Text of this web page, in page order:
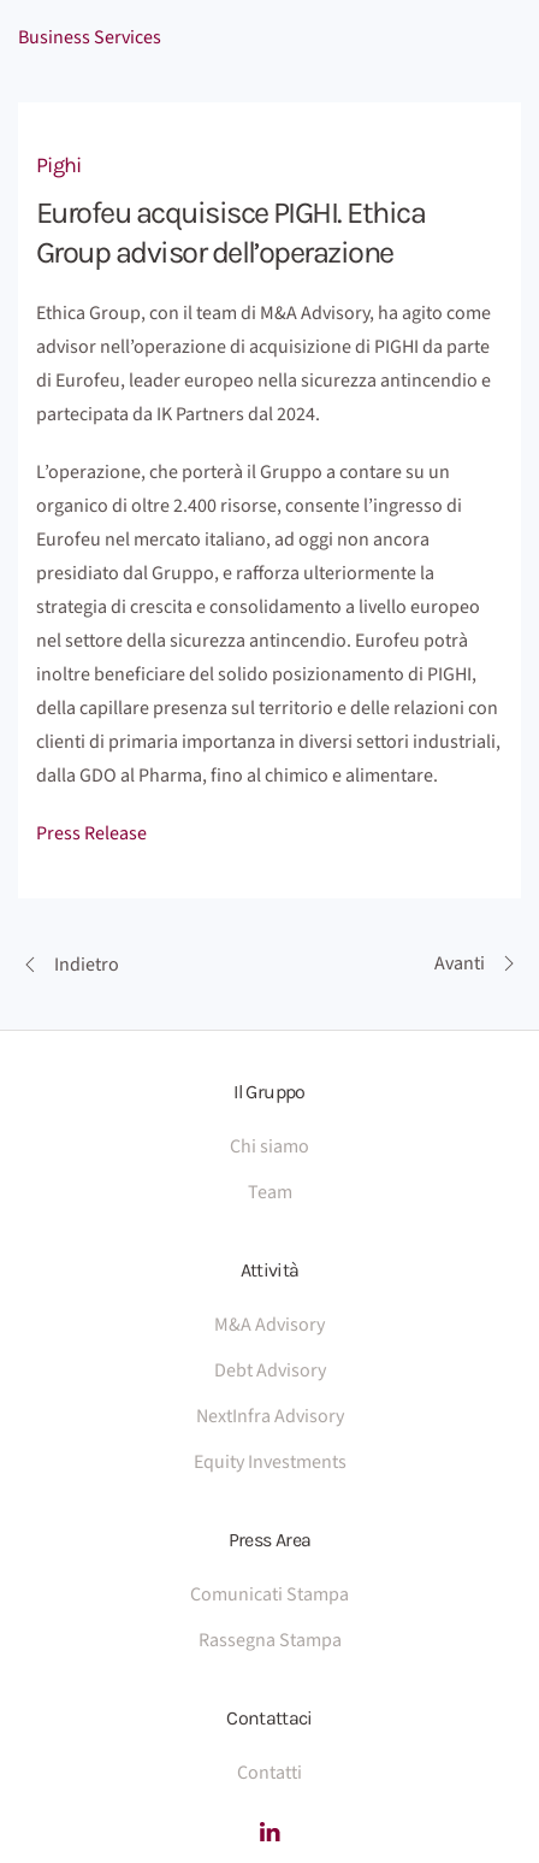
Business Services
Pighi
Eurofeu acquisisce PIGHI. Ethica
Group advisor dell’operazione
Ethica Group, con il team di M&A Advisory, ha agito come
advisor nell’operazione di acquisizione di PIGHI da parte
di Eurofeu, leader europeo nella sicurezza antincendio e
partecipata da IK Partners dal 2024.
L’operazione, che porterà il Gruppo a contare su un
organico di oltre 2.400 risorse, consente l’ingresso di
Eurofeu nel mercato italiano, ad oggi non ancora
presidiato dal Gruppo, e rafforza ulteriormente la
strategia di crescita e consolidamento a livello europeo
nel settore della sicurezza antincendio. Eurofeu potrà
inoltre beneficiare del solido posizionamento di PIGHI,
della capillare presenza sul territorio e delle relazioni con
clienti di primaria importanza in diversi settori industriali,
dalla GDO al Pharma, fino al chimico e alimentare.
Press Release
Indietro Avanti
Il Gruppo
Chi siamo
Team
Attività
M&A Advisory
Debt Advisory
NextInfra Advisory
Equity Investments
Press Area
Comunicati Stampa
Rassegna Stampa
Contattaci
Contatti